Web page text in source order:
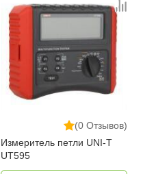
(0 Отзывов)
Измеритель петли UNI-T
UT595